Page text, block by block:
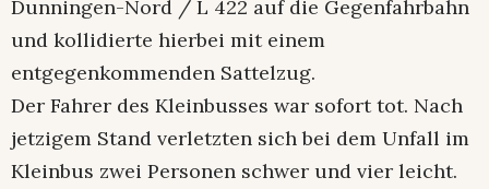
Dunningen-Nord / L 422 auf die Gegenfahrbahn
und kollidierte hierbei mit einem
entgegenkommenden Sattelzug.
Der Fahrer des Kleinbusses war sofort tot. Nach
jetzigem Stand verletzten sich bei dem Unfall im
Kleinbus zwei Personen schwer und vier leicht.